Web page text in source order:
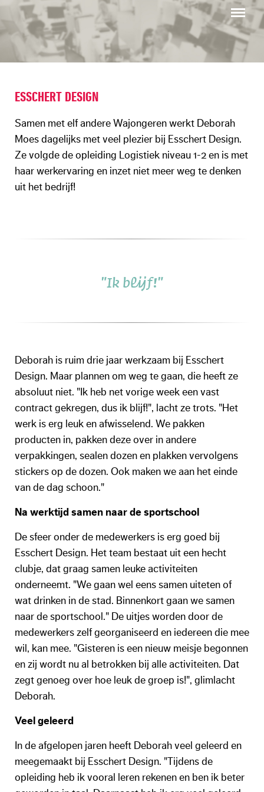
Menu
ESSCHERT DESIGN
Samen met elf andere Wajongeren werkt Deborah
Moes dagelijks met veel plezier bij Esschert Design.
Ze volgde de opleiding Logistiek niveau 1-2 en is met
haar werkervaring en inzet niet meer weg te denken
uit het bedrijf!
"Ik blijf!"
Deborah is ruim drie jaar werkzaam bij Esschert
Design. Maar plannen om weg te gaan, die heeft ze
absoluut niet. "Ik heb net vorige week een vast
contract gekregen, dus ik blijf!", lacht ze trots. "Het
werk is erg leuk en afwisselend. We pakken
producten in, pakken deze over in andere
verpakkingen, sealen dozen en plakken vervolgens
stickers op de dozen. Ook maken we aan het einde
van de dag schoon."
Na werktijd samen naar de sportschool
De sfeer onder de medewerkers is erg goed bij
Esschert Design. Het team bestaat uit een hecht
clubje, dat graag samen leuke activiteiten
onderneemt. "We gaan wel eens samen uiteten of
wat drinken in de stad. Binnenkort gaan we samen
naar de sportschool." De uitjes worden door de
medewerkers zelf georganiseerd en iedereen die mee
wil, kan mee. "Gisteren is een nieuw meisje begonnen
en zij wordt nu al betrokken bij alle activiteiten. Dat
zegt genoeg over hoe leuk de groep is!", glimlacht
Deborah.
Veel geleerd
In de afgelopen jaren heeft Deborah veel geleerd en
meegemaakt bij Esschert Design. "Tijdens de
opleiding heb ik vooral leren rekenen en ben ik beter